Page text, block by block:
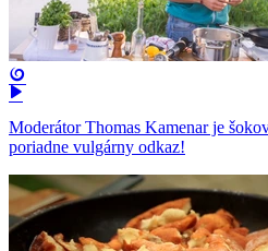
Moderátor Thomas Kamenar je
poriadne vulgárny odkaz!